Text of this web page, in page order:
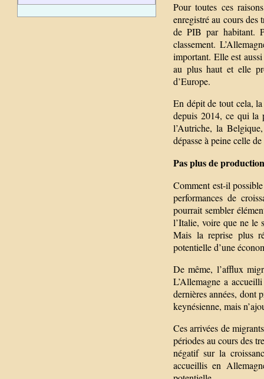
Pour toutes ces
enregistré au cours des
de PIB par habitant.
classement.
important. Elle est
au plus haut et elle
d’Europe.
En dépit de tout cela,
depuis 2014, ce qui la
l’Autriche, la
dépasse à peine celle
Pas plus de
Comment est-il
performances de
pourrait sembler
l’Italie, voire que ne le
Mais la reprise plus
potentielle d’une
De même, l’afflux
L’Allemagne a
dernières années, dont
keynésienne, mais
Ces arrivées de
périodes au cours des
négatif sur la
accueillis en